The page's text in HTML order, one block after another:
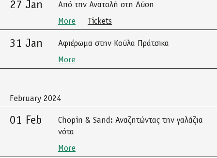
27 Jan
Από την Ανατολή στη Δύση
More
Tickets
31 Jan
Αφιέρωμα στην Κούλα Πράτσικα
More
February 2024
01 Feb
Chopin & Sand: Αναζητώντας την γαλάζια
νότα
More